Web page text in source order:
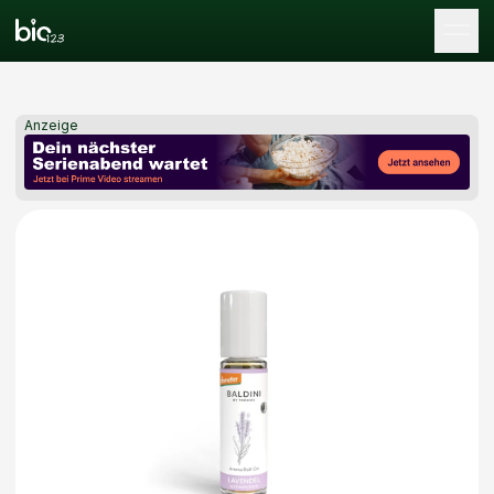
Anzeige